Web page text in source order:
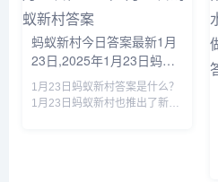
蚂蚁新村今日答案最新1月
23日,2025年1月23日蚂蚁
新村答案
1月23日蚂蚁新村答案是什么？
1月23日蚂蚁新村也推出了新的